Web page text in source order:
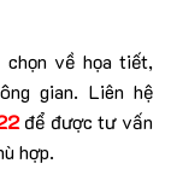
chọn về họa tiết,
gian. Liên hệ
để được tư vấn
hợp.